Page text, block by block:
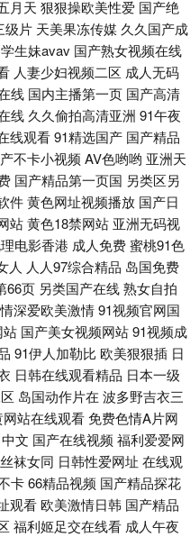
传媒一区 成人无码影院 久草午夜
综合成人网 91探花内射 韩国理论
九九亚心丝袜久久 日韩乱子伦 18
线电影色色 伊人成人在线视频 肏
91在线入口 国产三级综合在线
月天 狠狠操欧美性爱 国产绝
级片 天美果冻传媒 久久国产成
学生妹avav 国产熟女视频在线
人妻少妇视频二区 成人无码
线 国内主播第一页 国产高清
线 久久偷拍高清亚洲 91午夜
线观看91精选国产 国产精品
不卡小视频 AV色哟哟 亚洲天
国产精品第一页国 另类区另
件黄色网址视频播放 国产日
站黄色18禁网站 亚洲无码视
电影香港 成人免费蜜桃91色
人 人人97综合精品 岛国免费
66页 另类国产在线熟女自拍
深爱欧美激情91视频官网国
站 国产美女视频网站91视频成
91伊人加勒比 欧美狠狠插 日
日韩在线观看精品 日本一级
岛国动作片在 波多野吉衣三
网站在线观看免费色情A片网
文 国产在线视频 福利爱爱网
丝袜女同 日韩性爱网址 在线观
卡66精品视频 国产精品探花
观看 欧美激情日韩 国产精品
福利姬足交在线看 成人午夜